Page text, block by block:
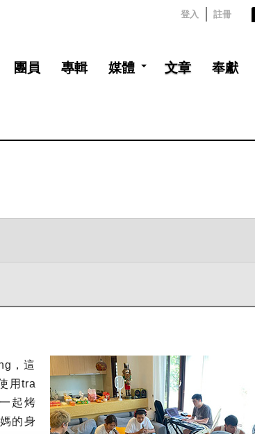
登入 註冊
團員 專輯 媒體 文章 奉獻
，這
用tra
起烤
的身